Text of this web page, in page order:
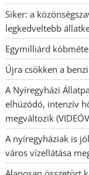
Siker: a
legkedveltebb
Egymilliárd
Újra csökken a
A Nyíregyházi
elhúzódó, intenzív
megváltozik
A nyíregyháziak is
város vízellátása